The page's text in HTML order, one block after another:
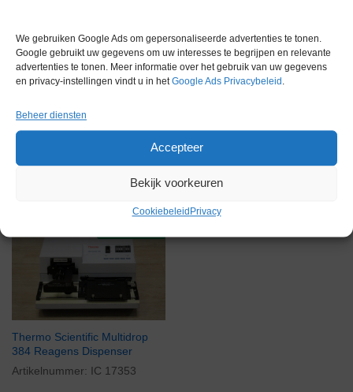
We gebruiken Google Ads om gepersonaliseerde advertenties te tonen.
Google gebruikt uw gegevens om uw interesses te begrijpen en relevante
advertenties te tonen. Meer informatie over het gebruik van uw gegevens
en privacy-instellingen vindt u in hetGoogle Ads Privacybeleid .
Beheer diensten
Accepteer
Bekijk voorkeuren
Cookiebeleid Privacy
Merk BioSan
Gerelateerde producten
Thermo Scientific Multidrop
384 Reagens Dispenser
Artikelnummer: IC 17353